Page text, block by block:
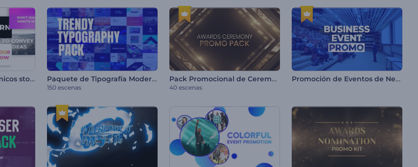
Pack de títulos dinámicos stomp Paquete de Tipografía Moderna
150 escenas
Pack Promocional de Ceremonia de Premiación
40 escenas
Promoción de Eventos de Negocio